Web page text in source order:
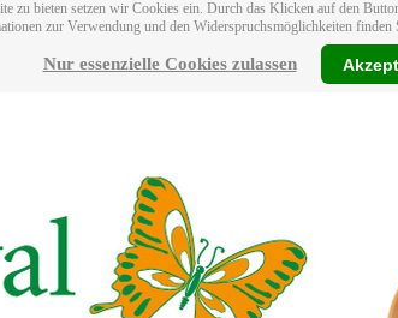
zu bieten setzen wir Cookies ein. Durch das Klicken auf den
zur Verwendung und den Widerspruchsmöglichkeiten finden
Nur essenzielle Cookies zulassen